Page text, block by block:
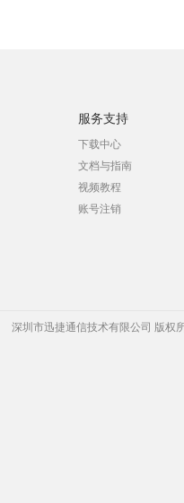
服务支持
下载中心
文档与指南
视频教程
账号注销
深圳市迅捷通信技术有限公司 版权